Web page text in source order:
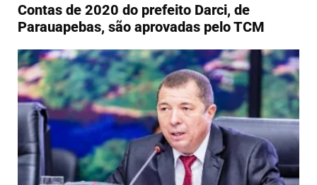
Contas de 2020 do prefeito Darci, de
Parauapebas, são aprovadas pelo TCM